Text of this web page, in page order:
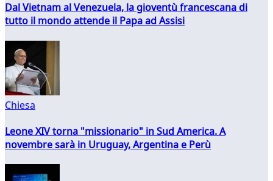
Dal Vietnam al Venezuela, la gioventù francescana di
tutto il mondo attende il Papa ad Assisi
Chiesa
Leone XIV torna "missionario" in Sud America. A
novembre sarà in Uruguay, Argentina e Perù